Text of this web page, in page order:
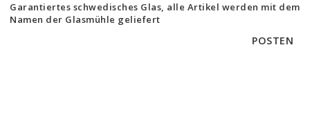
Garantiertes schwedisches Glas, alle Artikel werden mit dem
Namen der Glasmühle geliefert
POSTEN